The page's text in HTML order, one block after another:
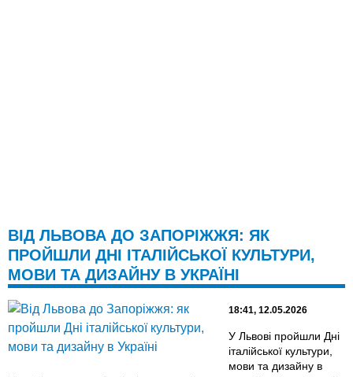
ВІД ЛЬВОВА ДО ЗАПОРІЖЖЯ: ЯК
ПРОЙШЛИ ДНІ ІТАЛІЙСЬКОЇ КУЛЬТУРИ,
МОВИ ТА ДИЗАЙНУ В УКРАЇНІ
18:41, 12.05.2026
У Львові пройшли Дні
італійської культури,
мови та дизайну в